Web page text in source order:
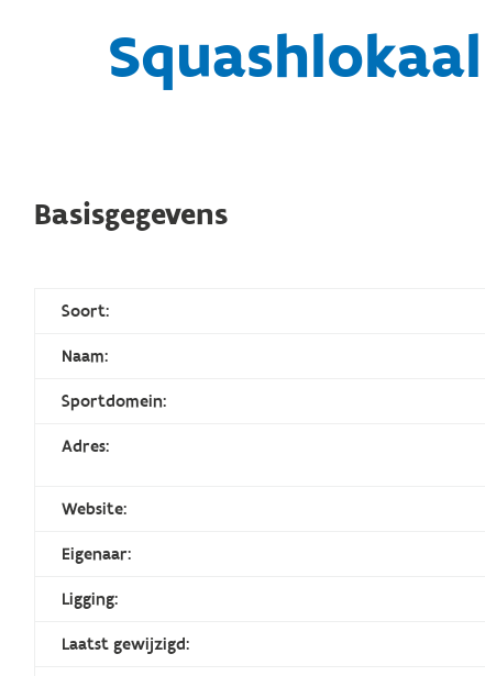
Basisgegevens
Soort:
Naam:
Sportdomein:
Adres:
Website:
Eigenaar:
Ligging:
Laatst gewijzigd: